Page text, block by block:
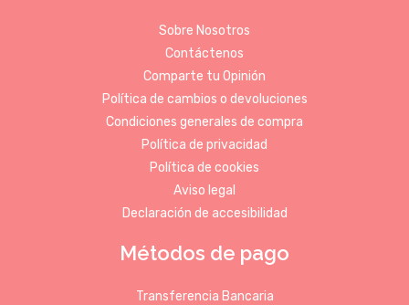
Sobre Nosotros
Contáctenos
Comparte tu Opinión
Política de cambios o devoluciones
Condiciones generales de compra
Política de privacidad
Política de cookies
Aviso legal
Declaración de accesibilidad
Métodos de pago
Transferencia Bancaria